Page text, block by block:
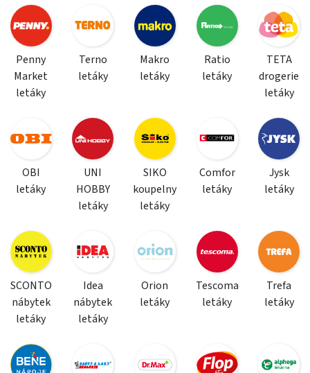
Penny
Market
letáky
Terno
letáky
Makro
letáky
Ratio
letáky
TETA
drogerie
letáky
OBI
letáky
UNI
HOBBY
letáky
SIKO
koupelny
letáky
Comfor
letáky
Jysk
letáky
SCONTO
nábytek
letáky
Idea
nábytek
letáky
Orion
letáky
Tescoma
letáky
Trefa
letáky